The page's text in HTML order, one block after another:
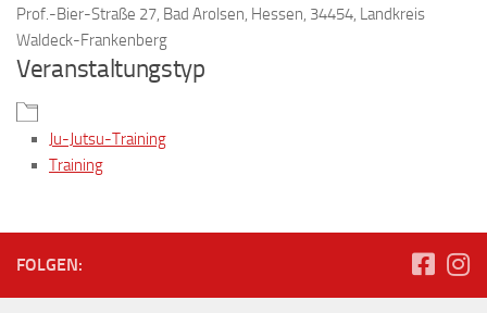
Prof.-Bier-Straße 27, Bad Arolsen, Hessen, 34454, Landkreis
Waldeck-Frankenberg
Veranstaltungstyp
Ju-Jutsu-Training
Training
FOLGEN: